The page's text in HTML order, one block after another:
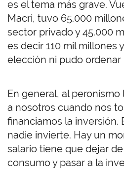
es el tema más grave.
Macri, tuvo 65.000
sector privado y 45.000
es decir 110 mil millones
elección ni pudo ordenar
En general, al
a nosotros cuando nos
financiamos la inversión.
nadie invierte. Hay un
salario tiene que dejar
consumo y pasar a la